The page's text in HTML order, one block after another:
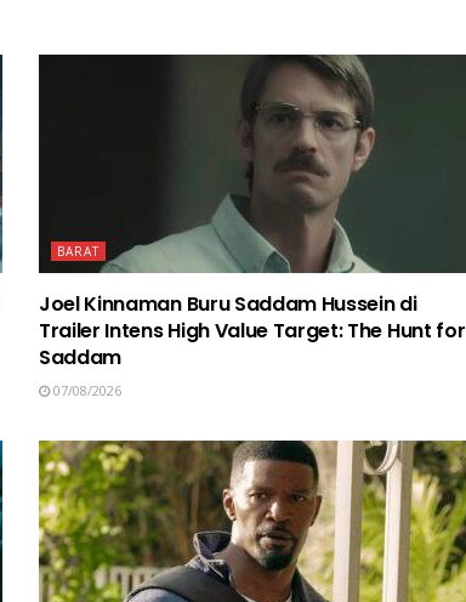
BARAT
Joel Kinnaman Buru Saddam Hussein di
Trailer Intens High Value Target: The Hunt for
Saddam
07/08/2026